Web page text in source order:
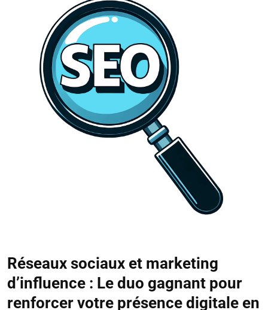
Réseaux sociaux et marketing
d’influence : Le duo gagnant pour
renforcer votre présence digitale en